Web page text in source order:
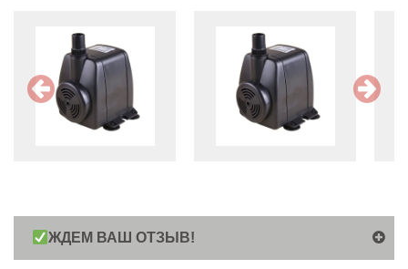
ЖДЕМ ВАШ ОТЗЫВ!